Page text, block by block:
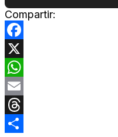
Compartir:
Facebook
X
WhatsApp
Email
Threads